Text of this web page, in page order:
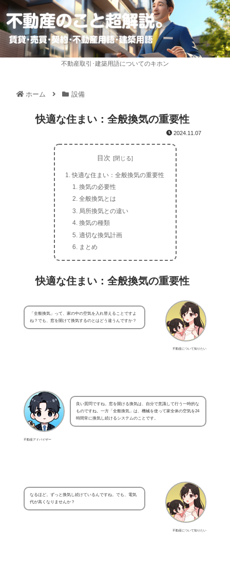
不動産取引･建築用語についてのキホン
ホーム 設備
快適な住まい：全般換気の重要性
2024.11.07
目次
快適な住まい：全般換気の重要性
換気の必要性
全般換気とは
局所換気との違い
換気の種類
適切な換気計画
まとめ
快適な住まい：全般換気の重要性
不動産について知りたい
「全般換気」って、家の中の空気を入れ替えることですよ
ね？でも、窓を開けて換気するのとはどう違うんですか？
不動産アドバイザー
良い質問ですね。窓を開ける換気は、自分で意識して行う一時的な
ものですね。一方「全般換気」は、機械を使って家全体の空気を24
時間常に換気し続けるシステムのことです。
不動産について知りたい
なるほど。ずっと換気し続けているんですね。でも、電気
代が高くなりませんか？